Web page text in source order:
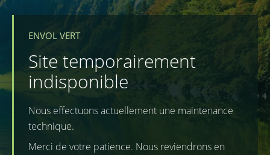
ENVOL VERT
Site temporairement
indisponible
Nous effectuons actuellement une maintenance
technique.
Merci de votre patience. Nous reviendrons en